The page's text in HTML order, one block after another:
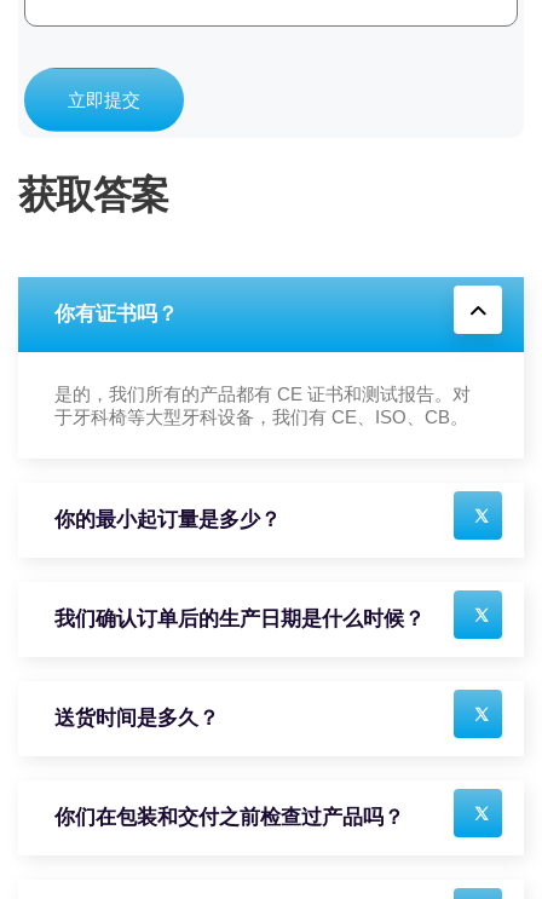
立即提交
获取答案
你有证书吗？
是的，我们所有的产品都有 CE 证书和测试报告。对
于牙科椅等大型牙科设备，我们有 CE、ISO、CB。
你的最小起订量是多少？
我们确认订单后的生产日期是什么时候？
送货时间是多久？
你们在包装和交付之前检查过产品吗？